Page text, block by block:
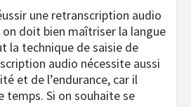
une retranscription audio
doit bien maîtriser la langue
la technique de saisie de
audio nécessite aussi
et de l’endurance, car il
temps. Si on souhaite se